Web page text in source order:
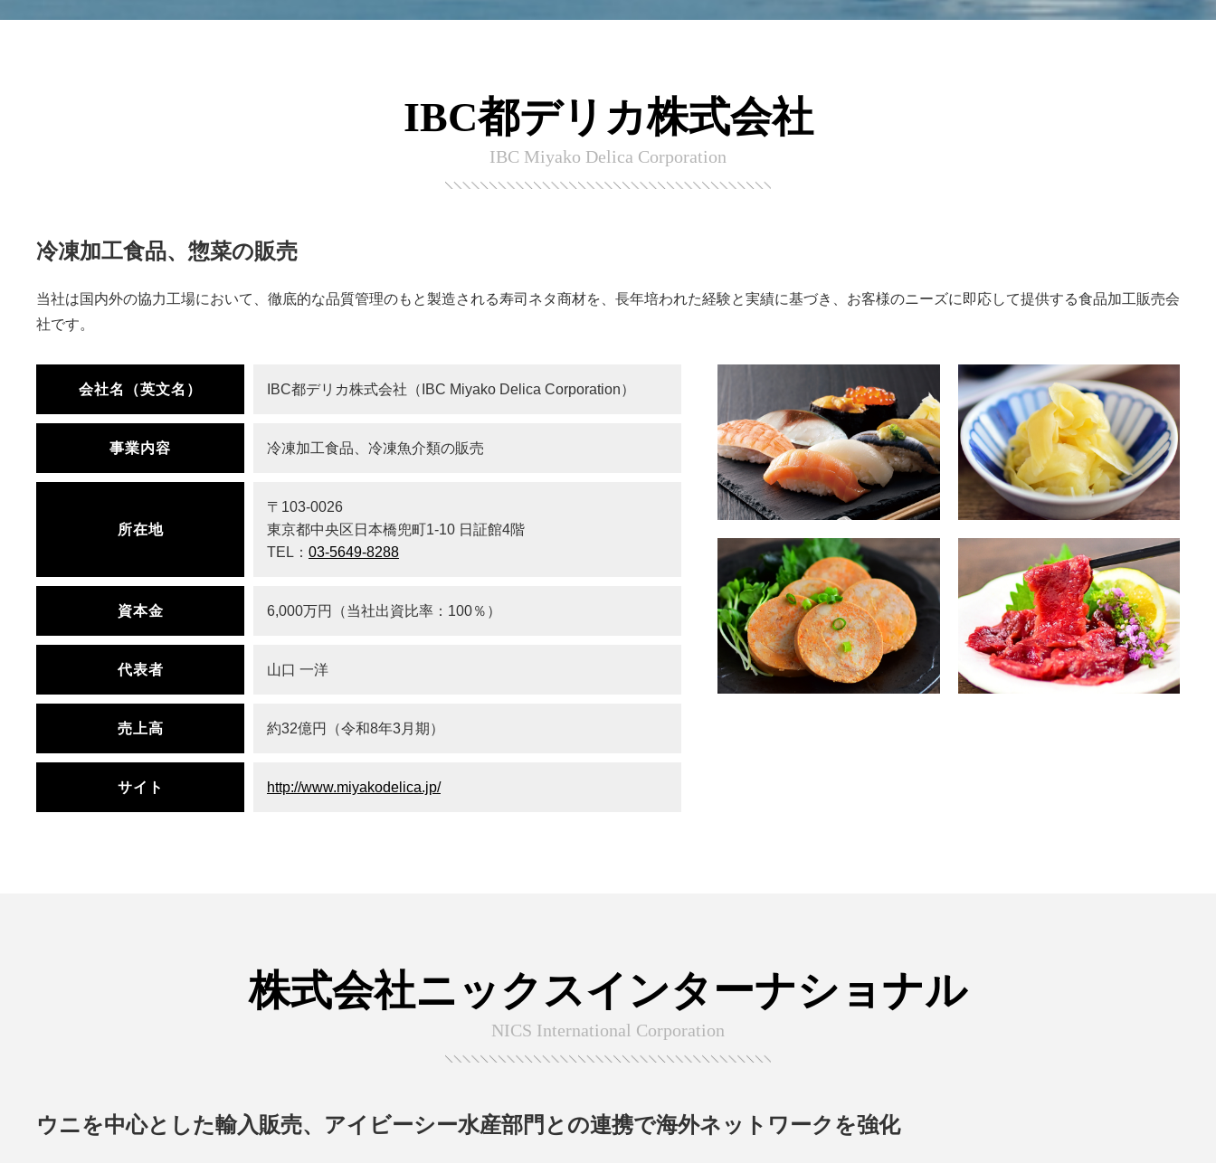
IBC都デリカ株式会社
IBC Miyako Delica Corporation
冷凍加工食品、惣菜の販売
当社は国内外の協力工場において、徹底的な品質管理のもと製造される寿司ネタ商材を、長年培われた経験と実績に基づき、お客様のニーズに即応して提供する食品加工販売会
社です。
会社名（英文名） IBC都デリカ株式会社（IBC Miyako Delica Corporation）
事業内容 冷凍加工食品、冷凍魚介類の販売
所在地
〒103-0026
東京都中央区日本橋兜町1-10 日証館4階
TEL： 03-5649-8288
資本金 6,000万円（当社出資比率：100％）
代表者 山口 一洋
売上高 約32億円（令和8年3月期）
サイト http://www.miyakodelica.jp/
株式会社ニックスインターナショナル
NICS International Corporation
ウニを中心とした輸入販売、アイビーシー水産部門との連携で海外ネットワークを強化